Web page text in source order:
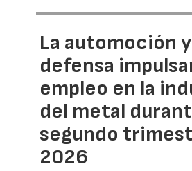
La automoción
defensa
empleo en la
del metal
segundo
2026